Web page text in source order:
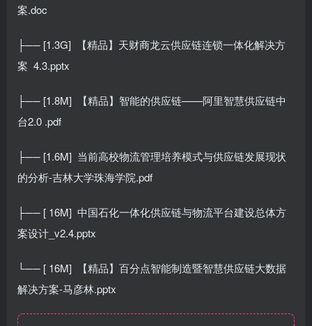
案.doc
├── [1.3G]
【精品】天财商龙云供应链连锁一体化解决方
案 4.3.pptx
├── [1.8M]
【精品】智能的供应链——阿里智慧供应链中
台2.0 .pdf
├── [1.6M] 当前高校物流管理培养模式与供应链发展现状
的分析-吉林大学珠海学院.pdf
├── [ 16M] 中国石化一体化供应链与物流平台建设总体方
案设计_v2.4.pptx
└── [ 16M]
【精品】百分点智能制造暨智慧供应链大数据
解决方案-马彦林.pptx